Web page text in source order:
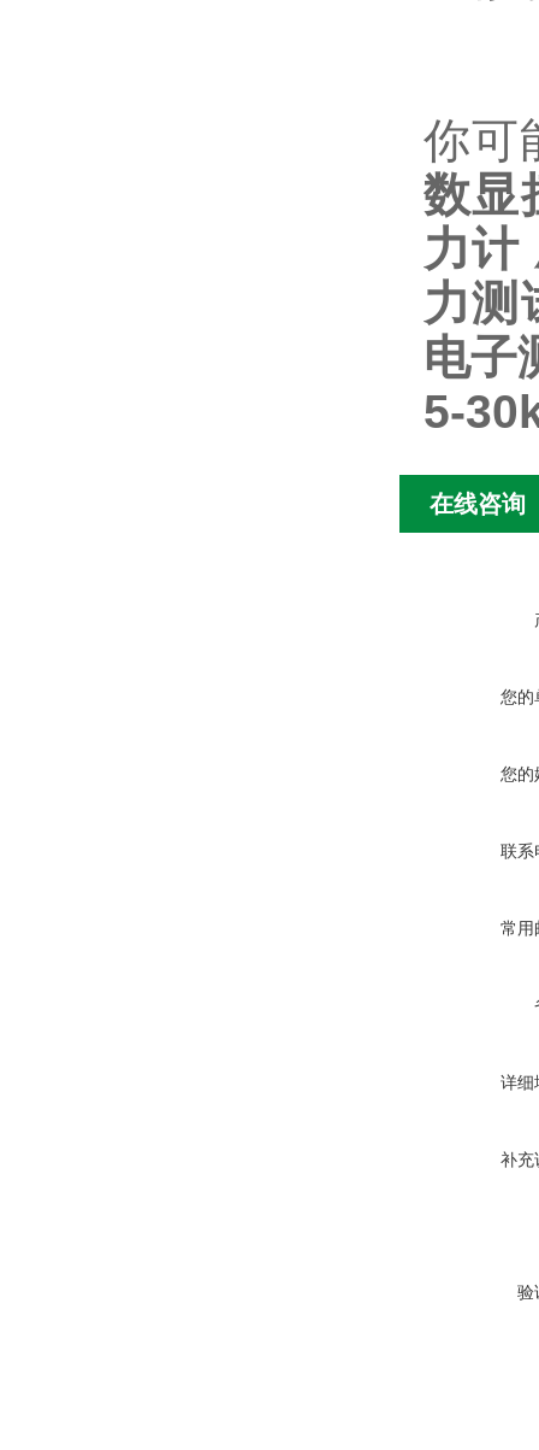
你可
数显
力计
力测
电子
5-
在线咨询
您的
您的
联系
常用
详细
补充
验